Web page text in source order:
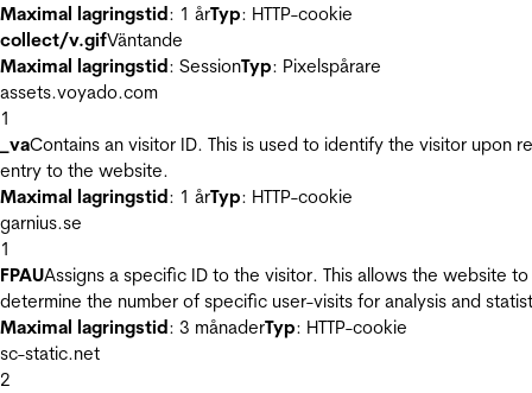
Maximal lagringstid: 1 årTyp: HTTP-cookie
collect/v.gifVäntande
Maximal lagringstid: SessionTyp: Pixelspårare
assets.voyado.com
1
_vaContains an visitor ID. This is used to identify the visitor upon
entry to the website.
Maximal lagringstid: 1 årTyp: HTTP-cookie
garnius.se
1
FPAUAssigns a specific ID to the visitor. This allows the website to
determine the number of specific user-visits for analysis and
Maximal lagringstid: 3 månaderTyp: HTTP-cookie
sc-static.net
2